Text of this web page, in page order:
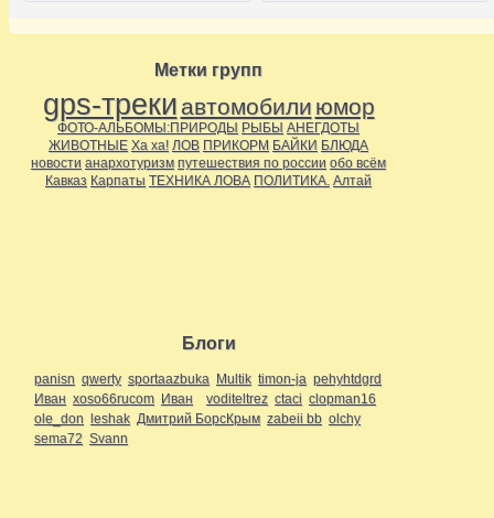
Метки групп
gps-треки автомобили юмор
ФОТО-АЛЬБОМЫ:ПРИРОДЫ РЫБЫ АНЕГДОТЫ
ЖИВОТНЫЕ Ха ха! ЛОВ ПРИКОРМ БАЙКИ БЛЮДА
новости анархотуризм путешествия по россии обо всём
Кавказ Карпаты ТЕХНИКА ЛОВА ПОЛИТИКА. Алтай
Блоги
panisn qwerty sportaazbuka Multik timon-ja pehyhtdgrd
Иван xoso66rucom Иван voditeltrez ctaci clopman16
ole_don leshak Дмитрий БорсКрым zabeii bb olchy
sema72 Svann